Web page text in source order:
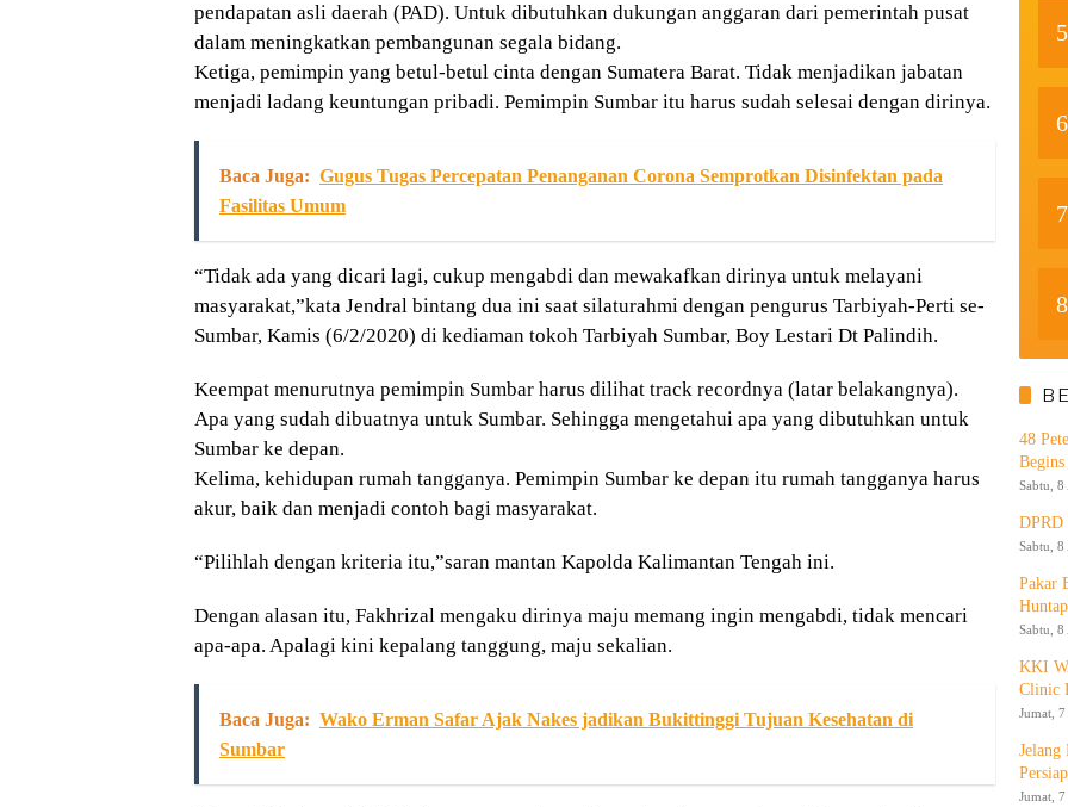
pendapatan asli daerah (PAD). Untuk dibutuhkan dukungan anggaran dari pemerintah pusat
dalam meningkatkan pembangunan segala bidang.
Ketiga, pemimpin yang betul-betul cinta dengan Sumatera Barat. Tidak menjadikan jabatan
menjadi ladang keuntungan pribadi. Pemimpin Sumbar itu harus sudah selesai dengan dirinya.
Baca Juga: Gugus Tugas Percepatan Penanganan Corona Semprotkan Disinfektan pada
Fasilitas Umum
“Tidak ada yang dicari lagi, cukup mengabdi dan mewakafkan dirinya untuk melayani
masyarakat,”kata Jendral bintang dua ini saat silaturahmi dengan pengurus Tarbiyah-Perti se-
Sumbar, Kamis (6/2/2020) di kediaman tokoh Tarbiyah Sumbar, Boy Lestari Dt Palindih.
Keempat menurutnya pemimpin Sumbar harus dilihat track recordnya (latar belakangnya).
Apa yang sudah dibuatnya untuk Sumbar. Sehingga mengetahui apa yang dibutuhkan untuk
Sumbar ke depan.
Kelima, kehidupan rumah tangganya. Pemimpin Sumbar ke depan itu rumah tangganya harus
akur, baik dan menjadi contoh bagi masyarakat.
“Pilihlah dengan kriteria itu,”saran mantan Kapolda Kalimantan Tengah ini.
Dengan alasan itu, Fakhrizal mengaku dirinya maju memang ingin mengabdi, tidak mencari
apa-apa. Apalagi kini kepalang tanggung, maju sekalian.
Baca Juga: Wako Erman Safar Ajak Nakes jadikan Bukittinggi Tujuan Kesehatan di
Sumbar
5
6
7
8
48
Sabtu, 8
DPRD
Sabtu, 8
Pakar
Sabtu, 8
KKI
Clinic
Jumat,
Jelang
Jumat,